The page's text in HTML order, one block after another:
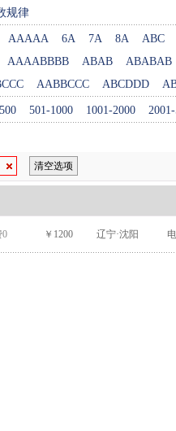
规律
AAAAA 6A 7A 8A
ABC
AAAABBBB ABAB
ABABAB
AABBCCC ABCDDD
501-1000 1001-2000
清空选项
0 ￥1200 辽宁·沈阳